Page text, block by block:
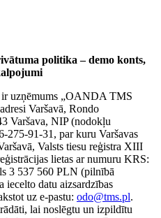
politika – demo konts,
ir uzņēmums „OANDA TMS
Varšavā, Rondo
Varšava, NIP (nodokļu
275-91-31, par kuru Varšavas
Valsts tiesu reģistra XIII
lietas ar numuru KRS:
3 537 560 PLN (pilnībā
iecelto datu aizsardzības
uz e-pastu: odo@tms.pl.
lai noslēgtu un izpildītu